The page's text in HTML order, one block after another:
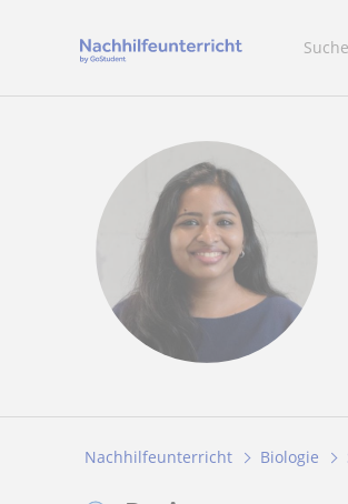
Nachhilfeunterricht Biologie